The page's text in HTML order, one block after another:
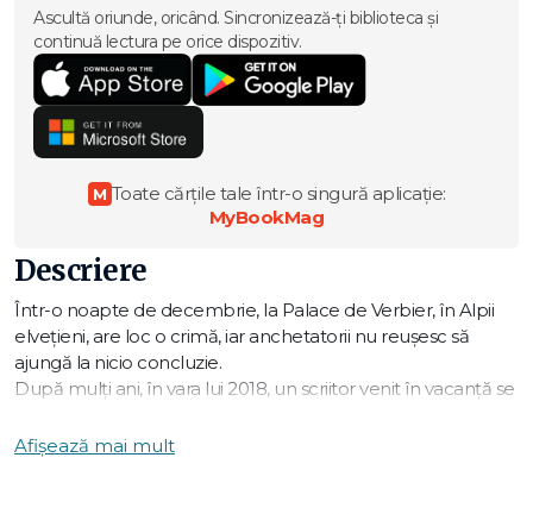
Ascultă oriunde, oricând. Sincronizează-ți biblioteca și
continuă lectura pe orice dispozitiv.
M Toate cărțile tale într-o singură aplicație:
MyBookMag
Descriere
Într-o noapte de decembrie, la Palace de Verbier, în Alpii
elvețieni, are loc o crimă, iar anchetatorii nu reușesc să
ajungă la nicio concluzie.
După mulți ani, în vara lui 2018, un scriitor venit în vacanță se
se lase absorbit de acest caz.
Afișează mai mult